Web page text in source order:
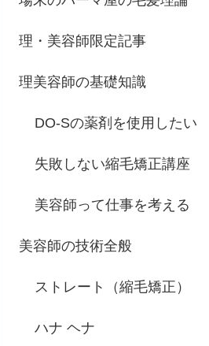
理・美容師限定記事
理美容師の基礎知識
DO-Sの薬剤を使用したい
失敗しない縮毛矯正講座
美容師って仕事を考える
美容師の技術全般
ストレート（縮毛矯正）
ハナ ヘナ